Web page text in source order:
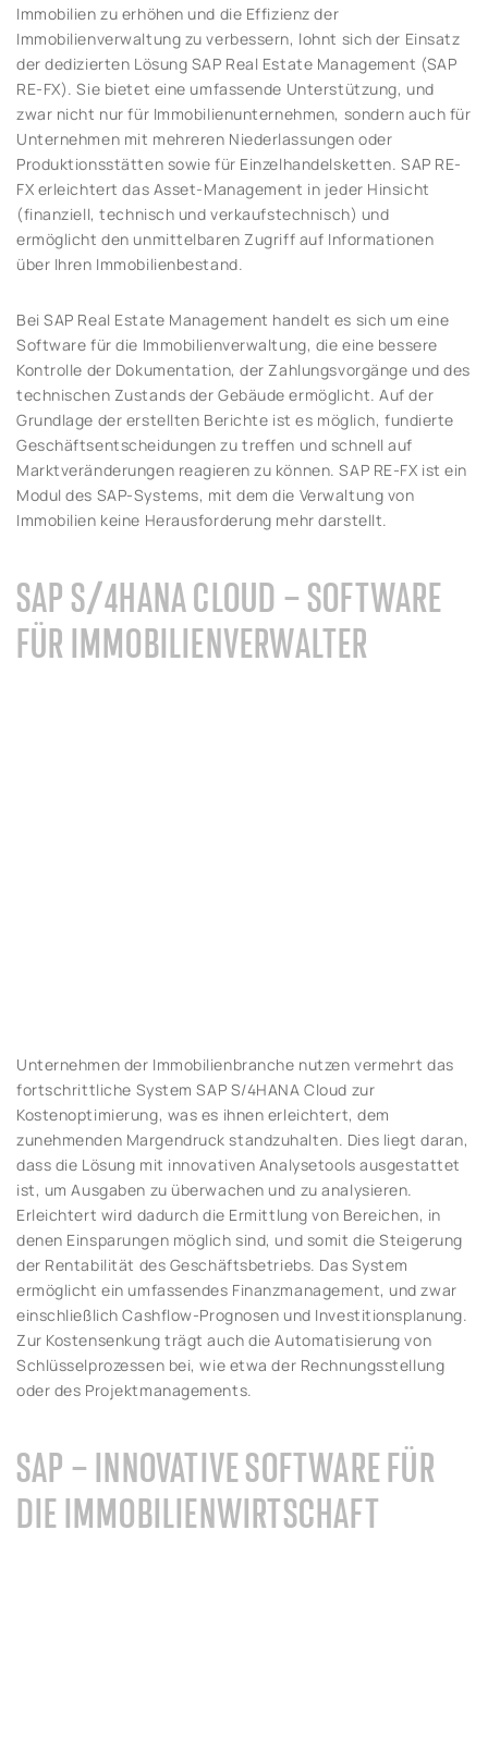
Immobilien zu erhöhen und die Effizienz der
Immobilienverwaltung zu verbessern, lohnt sich der Einsatz
der dedizierten Lösung SAP Real Estate Management (SAP
RE-FX). Sie bietet eine umfassende Unterstützung, und
zwar nicht nur für Immobilienunternehmen, sondern auch für
Unternehmen mit mehreren Niederlassungen oder
Produktionsstätten sowie für Einzelhandelsketten. SAP RE-
FX erleichtert das Asset-Management in jeder Hinsicht
(finanziell, technisch und verkaufstechnisch) und
ermöglicht den unmittelbaren Zugriff auf Informationen
über Ihren Immobilienbestand.
Bei SAP Real Estate Management handelt es sich um eine
Software für die Immobilienverwaltung, die eine bessere
Kontrolle der Dokumentation, der Zahlungsvorgänge und des
technischen Zustands der Gebäude ermöglicht. Auf der
Grundlage der erstellten Berichte ist es möglich, fundierte
Geschäftsentscheidungen zu treffen und schnell auf
Marktveränderungen reagieren zu können. SAP RE-FX ist ein
Modul des SAP-Systems, mit dem die Verwaltung von
Immobilien keine Herausforderung mehr darstellt.
SAP S/4HANA CLOUD – SOFTWARE
FÜR IMMOBILIENVERWALTER
Unternehmen der Immobilienbranche nutzen vermehrt das
fortschrittliche System SAP S/4HANA Cloud zur
Kostenoptimierung, was es ihnen erleichtert, dem
zunehmenden Margendruck standzuhalten. Dies liegt daran,
dass die Lösung mit innovativen Analysetools ausgestattet
ist, um Ausgaben zu überwachen und zu analysieren.
Erleichtert wird dadurch die Ermittlung von Bereichen, in
denen Einsparungen möglich sind, und somit die Steigerung
der Rentabilität des Geschäftsbetriebs. Das System
ermöglicht ein umfassendes Finanzmanagement, und zwar
einschließlich Cashflow-Prognosen und Investitionsplanung.
Zur Kostensenkung trägt auch die Automatisierung von
Schlüsselprozessen bei, wie etwa der Rechnungsstellung
oder des Projektmanagements.
SAP – INNOVATIVE SOFTWARE FÜR
DIE IMMOBILIENWIRTSCHAFT